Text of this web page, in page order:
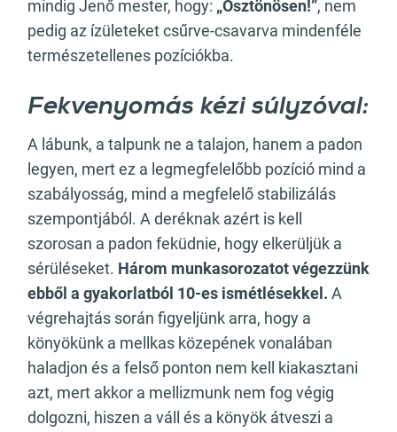
mindig Jenő mester, hogy: „Ösztönösen!”, nem
pedig az ízületeket csűrve-csavarva mindenféle
természetellenes pozíciókba.
Fekvenyomás kézi súlyzóval:
A lábunk, a talpunk ne a talajon, hanem a padon
legyen, mert ez a legmegfelelőbb pozíció mind a
szabályosság, mind a megfelelő stabilizálás
szempontjából. A deréknak azért is kell
szorosan a padon feküdnie, hogy elkerüljük a
sérüléseket. Három munkasorozatot végezzünk
ebből a gyakorlatból 10-es ismétlésekkel. A
végrehajtás során figyeljünk arra, hogy a
könyökünk a mellkas közepének vonalában
haladjon és a felső ponton nem kell kiakasztani
azt, mert akkor a mellizmunk nem fog végig
dolgozni, hiszen a váll és a könyök átveszi a